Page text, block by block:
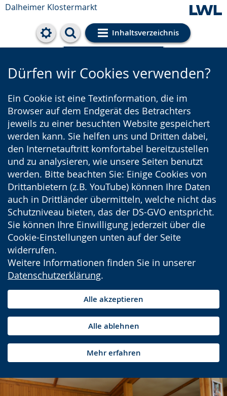
Dalheimer Klostermarkt
Inhaltsverzeichnis
Cookie-Einstellungen
Dürfen wir Cookies verwenden?
Ein Cookie ist eine Textinformation, die im
Browser auf dem Endgerät des Betrachters
jeweils zu einer besuchten Website gespeichert
werden kann. Sie helfen uns und Dritten dabei,
den Internetauftritt komfortabel bereitzustellen
und zu analysieren, wie unsere Seiten benutzt
werden. Bitte beachten Sie: Einige Cookies von
Drittanbietern (z.B. YouTube) können Ihre Daten
auch in Drittländer übermitteln, welche nicht das
Schutzniveau bieten, das der DS-GVO entspricht.
Sie können Ihre Einwilligung jederzeit über die
Cookie-Einstellungen unten auf der Seite
widerrufen.
Weitere Informationen finden Sie in unserer
Datenschutzerklärung.
Alle akzeptieren
Alle ablehnen
Mehr erfahren